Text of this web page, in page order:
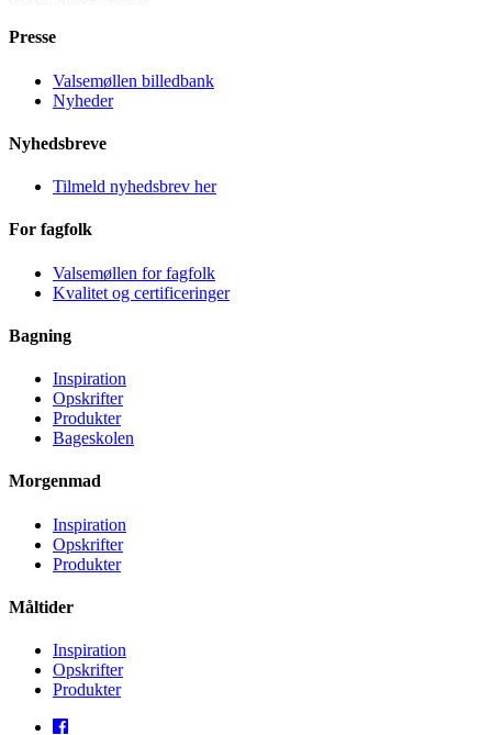
Presse
Valsemøllen billedbank
Nyheder
Nyhedsbreve
Tilmeld nyhedsbrev her
For fagfolk
Valsemøllen for fagfolk
Kvalitet og certificeringer
Bagning
Inspiration
Opskrifter
Produkter
Bageskolen
Morgenmad
Inspiration
Opskrifter
Produkter
Måltider
Inspiration
Opskrifter
Produkter